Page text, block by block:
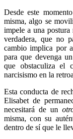
Desde este
misma, algo se
impele a una
verdadera, que no
cambio implica por
para que devenga
que obstaculiza el
narcisismo en la
Esta conducta de
Elisabet de
necesitará de un
misma, con su
dentro de sí que le